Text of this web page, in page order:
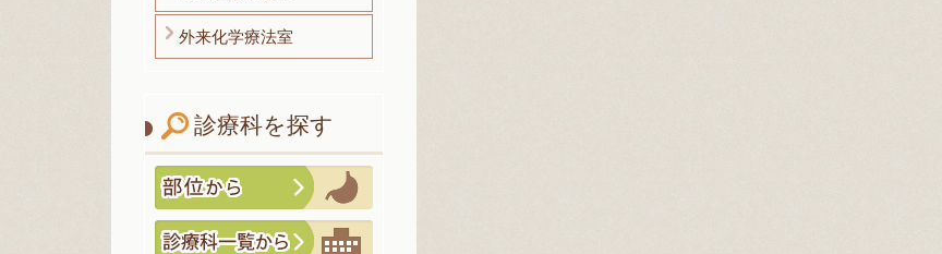
外来化学療法室
診療科を探す